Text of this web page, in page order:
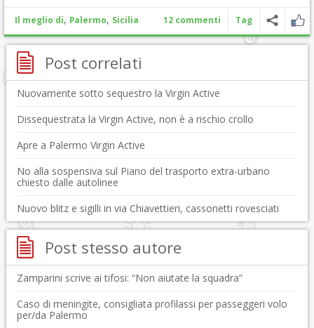
Il meglio di, Palermo, Sicilia 12 commenti Tag
Post correlati
Nuovamente sotto sequestro la Virgin Active
Dissequestrata la Virgin Active, non è a rischio crollo
Apre a Palermo Virgin Active
No alla sospensiva sul Piano del trasporto extra-urbano
chiesto dalle autolinee
Nuovo blitz e sigilli in via Chiavettieri, cassonetti rovesciati
Post stesso autore
Zamparini scrive ai tifosi: “Non aiutate la squadra”
Caso di meningite, consigliata profilassi per passeggeri volo
per/da Palermo